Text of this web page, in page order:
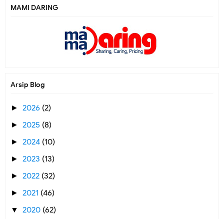
MAMI DARING
Arsip Blog
► 2026 (2)
► 2025 (8)
► 2024 (10)
► 2023 (13)
► 2022 (32)
► 2021 (46)
▼ 2020 (62)